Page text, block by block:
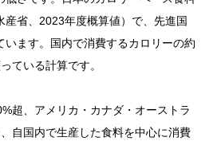
産省、2023年度概算値）で、先進国
います。国内で消費するカロリーの約
ている計算です。
超、アメリカ・カナダ・オーストラ
自国内で生産した食料を中心に消費